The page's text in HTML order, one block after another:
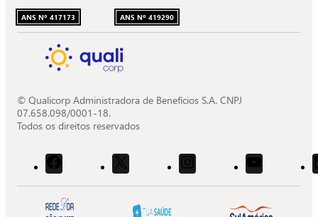
ANS Nº 417173 ANS Nº 419290
© Qualicorp Administradora de Benefícios S.A. CNPJ
07.658.098/0001-18.
Todos os direitos reservados
Acessar
o
Facebook
da
Quali.
Acessar
o
X
Quali.
Acessar
o
Instagram
Acessar
o
Youtube
Quali.